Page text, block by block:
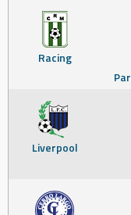
Racing
Liverpool